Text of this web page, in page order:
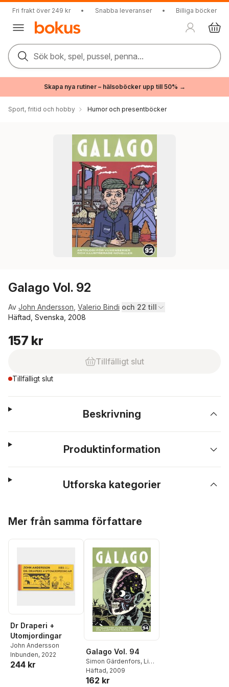
Fri frakt över 249 kr • Snabba leveranser • Billiga böcker
Sök bok, spel, pussel, penna...
Skapa nya rutiner – hälsoböcker upp till 50% →
Sport, fritid och hobby Humor och presentböcker
Galago Vol. 92
Av John Andersson Valerio Bindi och 22 till
Häftad, Svenska, 2008
157 kr
Tillfälligt slut
Tillfälligt slut
Beskrivning
Produktinformation
Utforska kategorier
Mer från samma författare
Dr Draperi +
Utomjordingar
John Andersson
Inbunden, 2022
244 kr
Galago Vol. 94
Simon Gärdenfors, Liv
Strömquist,Mats
Jonsson
Häftad, 2009
162 kr